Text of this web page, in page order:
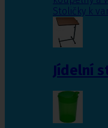
Stoličky k
Jídelní